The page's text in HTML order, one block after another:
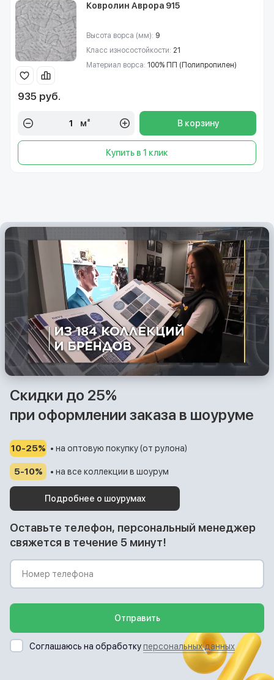
Ковролин Аврора 915
Высота ворса (мм): 9
Класс износостойкости: 21
Материал ворса: 100% ПП (Полипропилен)
935 руб.
м² В корзину
Купить в 1 клик
Скидки до 25%
при оформлении заказа в шоуруме
10-25% • на оптовую покупку (от рулона)
5-10% • на все коллекции в шоурум
Подробнее о шоурумах
Оставьте телефон, персональный менеджер
свяжется в течение 5 минут!
Отправить
Соглашаюсь на обработкуперсональных данных